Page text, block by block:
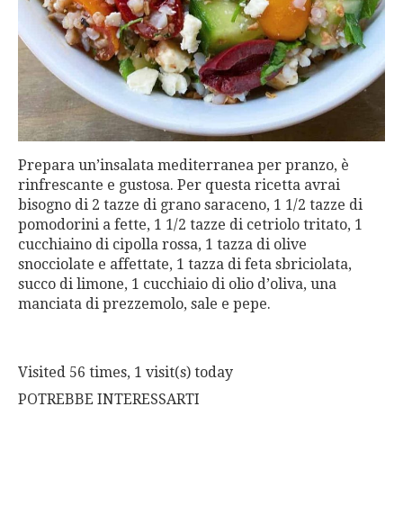
Prepara un’insalata mediterranea per pranzo, è
rinfrescante e gustosa. Per questa ricetta avrai
bisogno di 2 tazze di grano saraceno, 1 1/2 tazze di
pomodorini a fette, 1 1/2 tazze di cetriolo tritato, 1
cucchiaino di cipolla rossa, 1 tazza di olive
snocciolate e affettate, 1 tazza di feta sbriciolata,
succo di limone, 1 cucchiaio di olio d’oliva, una
manciata di prezzemolo, sale e pepe.
Visited 56 times, 1 visit(s) today
POTREBBE INTERESSARTI